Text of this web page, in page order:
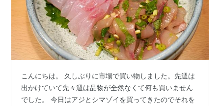
こんにちは。 久しぶりに市場で買い物しました。先週は
出かけていて先々週は品物が全然なくて何も買いません
でした。 今日はアジとシマゾイを買ってきたのでそれを